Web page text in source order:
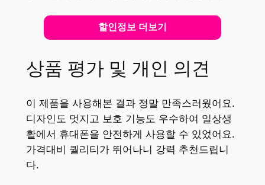
할인정보 더보기
상품 평가 및 개인 의견
이 제품을 사용해본 결과 정말 만족스러웠어요.
디자인도 멋지고 보호 기능도 우수하여 일상생
활에서 휴대폰을 안전하게 사용할 수 있었어요.
가격대비 퀄리티가 뛰어나니 강력 추천드립니
다.